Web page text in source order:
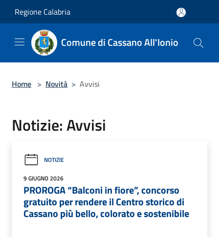
Regione Calabria
Comune di Cassano All'Ionio
Home > Novità > Avvisi
Notizie: Avvisi
NOTIZIE
9 GIUGNO 2026
PROROGA “Balconi in fiore”, concorso
gratuito per rendere il Centro storico di
Cassano più bello, colorato e sostenibile